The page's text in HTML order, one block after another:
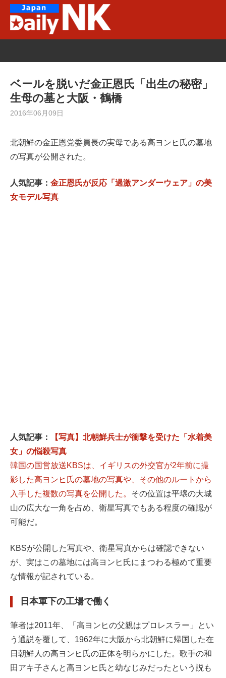
ベールを脱いだ金正恩氏「出生の秘密」
生母の墓と大阪・鶴橋
2016年06月09日
北朝鮮の金正恩党委員長の実母である高ヨンヒ氏の墓地
の写真が公開された。
人気記事： 金正恩氏が反応「過激アンダーウェア」の美
女モデル写真
人気記事：
【写真】北朝鮮兵士が衝撃を受けた「水着美
女」の悩殺写真
韓国の国営放送KBSは、イギリスの外交官が2年前に撮
影した高ヨンヒ氏の墓地の写真や、その他のルートから
入手した複数の写真を公開した。 その位置は平壌の大城
山の広大な一角を占め、衛星写真でもある程度の確認が
可能だ。
KBSが公開した写真や、衛星写真からは確認できない
が、実はこの墓地には高ヨンヒ氏にまつわる極めて重要
な情報が記されている。
日本軍下の工場で働く
筆者は2011年、「高ヨンヒの父親はプロレスラー」とい
う通説を覆して、1962年に大阪から北朝鮮に帰国した在
日朝鮮人の高ヨンヒ氏の正体を明らかにした。歌手の和
田アキ子さんと高ヨンヒ氏と幼なじみだったという説も